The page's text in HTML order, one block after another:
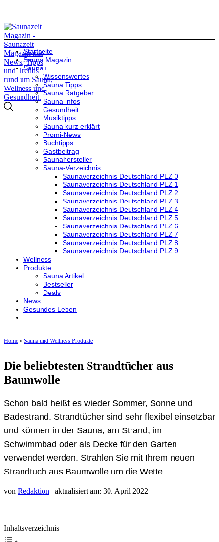
Startseite
Sauna Magazin
Sauna+
Wissenswertes
Sauna Tipps
Sauna Ratgeber
Sauna Infos
Gesundheit
Musiktipps
Sauna kurz erklärt
Promi-News
Buchtipps
Gastbeitrag
Saunahersteller
Sauna-Verzeichnis
Saunaverzeichnis Deutschland PLZ 0
Saunaverzeichnis Deutschland PLZ 1
Saunaverzeichnis Deutschland PLZ 2
Saunaverzeichnis Deutschland PLZ 3
Saunaverzeichnis Deutschland PLZ 4
Saunaverzeichnis Deutschland PLZ 5
Saunaverzeichnis Deutschland PLZ 6
Saunaverzeichnis Deutschland PLZ 7
Saunaverzeichnis Deutschland PLZ 8
Saunaverzeichnis Deutschland PLZ 9
Wellness
Produkte
Sauna Artikel
Bestseller
Deals
News
Gesundes Leben
Home » Sauna und Wellness Produkte
Die beliebtesten Strandtücher aus
Baumwolle
Schon bald heißt es wieder Sommer, Sonne und
Badestrand. Strandtücher sind sehr flexibel einsetzbar
und können in der Sauna, am Strand, im
Schwimmbad oder als Decke für den Garten
verwendet werden. Strahlen Sie mit Ihrem neuen
Strandtuch aus Baumwolle um die Wette.
von Redaktion | aktualisiert am: 30. April 2022
Inhaltsverzeichnis